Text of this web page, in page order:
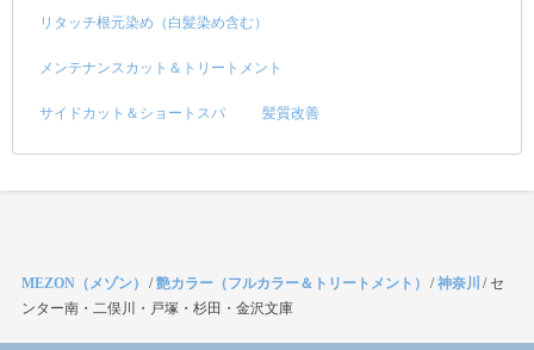
リタッチ根元染め（白髪染め含む）
メンテナンスカット＆トリートメント
サイドカット＆ショートスパ 髪質改善
MEZON（メゾン） /艶カラー（フルカラー＆トリートメント） /神奈川 / セ
ンター南・二俣川・戸塚・杉田・金沢文庫